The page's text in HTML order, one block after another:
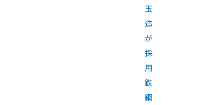
玉
造
が
採
用
鉄
鋼